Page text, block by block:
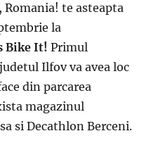
te asteapta
la
Bike It! Primul
Ilfov va avea loc
din parcarea
magazinul
si Decathlon Berceni.